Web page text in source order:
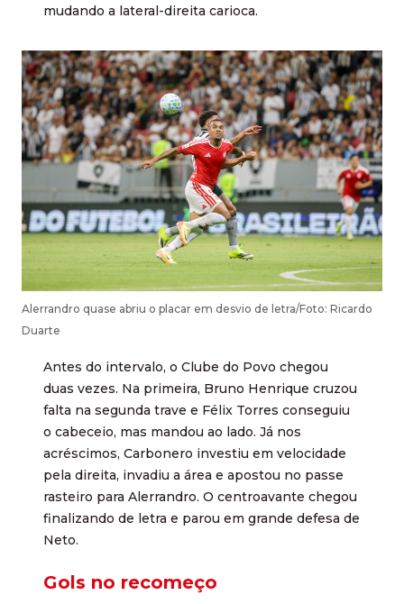
mudando a lateral-direita carioca.
Alerrandro quase abriu o placar em desvio de letra/Foto: Ricardo
Duarte
Antes do intervalo, o Clube do Povo chegou
duas vezes. Na primeira, Bruno Henrique cruzou
falta na segunda trave e Félix Torres conseguiu
o cabeceio, mas mandou ao lado. Já nos
acréscimos, Carbonero investiu em velocidade
pela direita, invadiu a área e apostou no passe
rasteiro para Alerrandro. O centroavante chegou
finalizando de letra e parou em grande defesa de
Neto.
Gols no recomeço